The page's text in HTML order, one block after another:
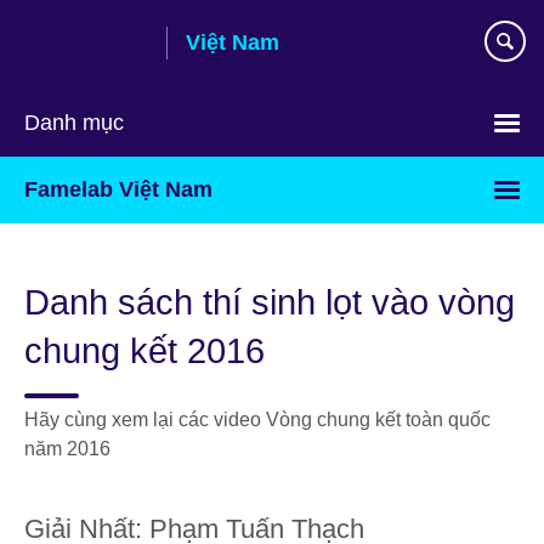
Việt Nam
Danh mục
your
language
Famelab Việt Nam
Danh sách thí sinh lọt vào vòng
chung kết 2016
Hãy cùng xem lại các video Vòng chung kết toàn quốc
năm 2016
Giải Nhất: Phạm Tuấn Thạch